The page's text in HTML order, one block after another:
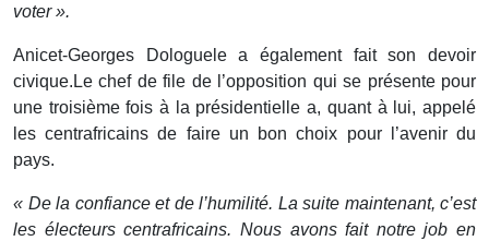
voter ».
Anicet-Georges Dologuele a également fait son devoir
civique.Le chef de file de l’opposition qui se présente pour
une troisième fois à la présidentielle a, quant à lui, appelé
les centrafricains de faire un bon choix pour l’avenir du
pays.
« De la confiance et de l’humilité. La suite maintenant, c’est
les électeurs centrafricains. Nous avons fait notre job en